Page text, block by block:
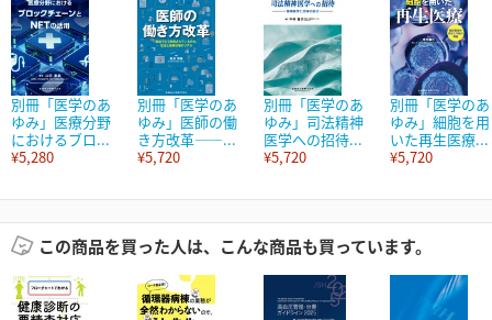
別冊「医学のあ
ゆみ」医療分野
におけるブロ...
¥5,280
別冊「医学のあ
ゆみ」医師の働
き方改革――...
¥5,720
別冊「医学のあ
ゆみ」司法精神
医学への招待...
¥5,720
別冊「医学のあ
ゆみ」細胞を用
いた再生医療...
¥5,720
この商品を買った人は、こんな商品も買っています。